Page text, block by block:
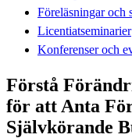
Föreläsningar och
Licentiatseminarier
Konferenser och
Förstå
för att Anta
Självkörande